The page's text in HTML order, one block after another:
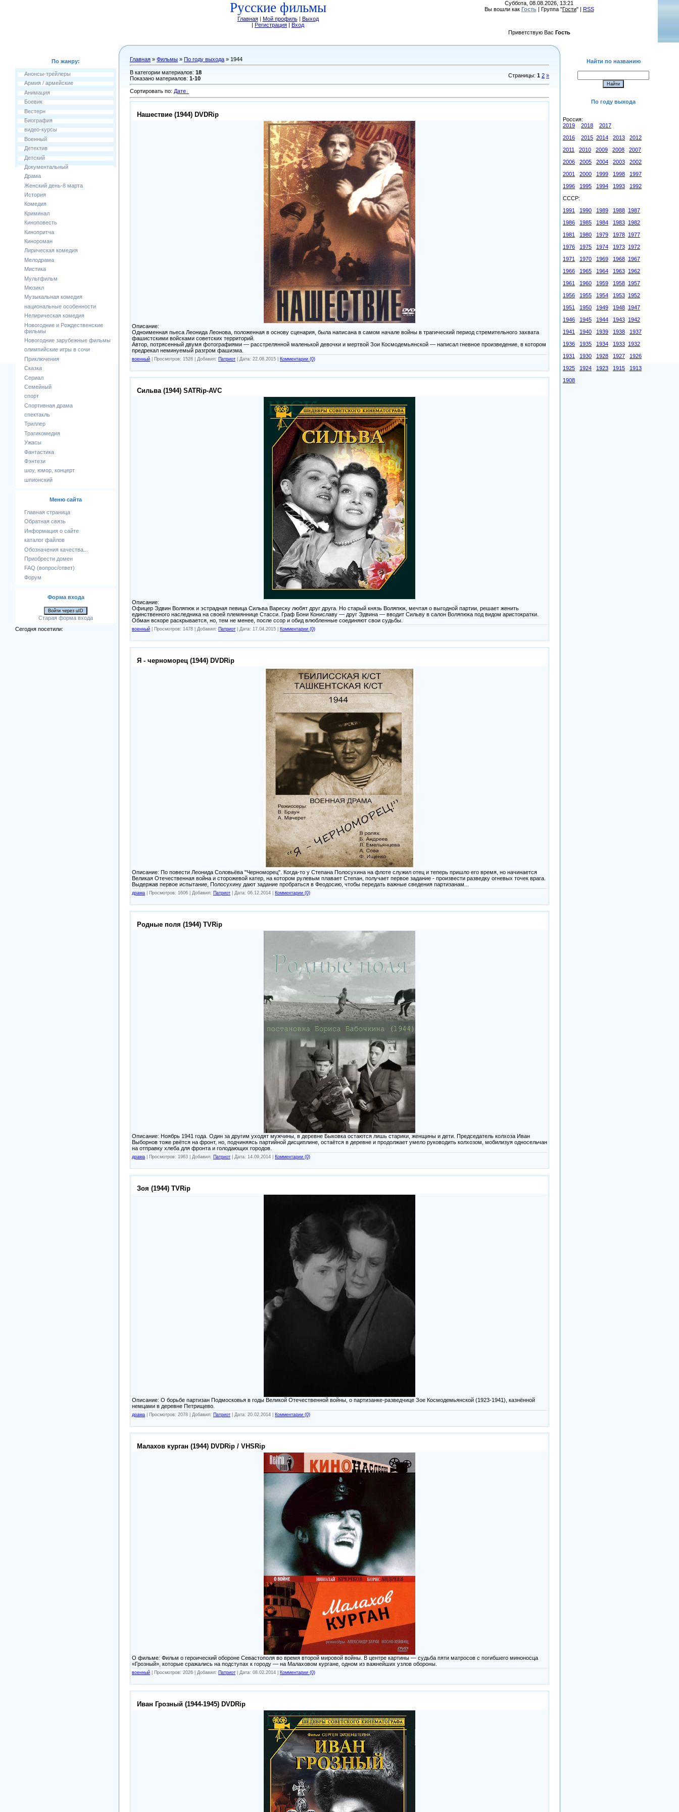
Русские фильмы
Главная| Мой профиль| Выход
| Регистрация | Вход
Суббота, 08.08.2026, 13:21
Вы вошли как Гость| Группа "Гости" | RSS
Приветствую Вас Гость
По жанру:
Анонсы-трейлеры
Армия / армейские
Анимация
Боевик
Вестерн
Биография
видео-курсы
Военный
Детектив
Детский
Документальный
Драма
Женский день-8 марта
История
Комедия
Криминал
Киноповесть
Кинопритча
Кинороман
Лирическая комедия
Мелодрама
Мистика
Мультфильм
Мюзикл
Музыкальная комедия
национальные особенности
Нелирическая комедия
Новогодние и Рождественские
фильмы
Новогодние зарубежные фильмы
олимпийские игры в сочи
Приключения
Сказка
Сериал
Семейный
спорт
Спортивная драма
спектакль
Триллер
Трагикомедия
Ужасы
Фантастика
Фэнтези
шоу, юмор, концерт
шпионский
Меню сайта
Главная страница
Обратная связь
Информация о сайте
каталог файлов
Обозначения качества...
Приобрести домен
FAQ (вопрос/ответ)
Форум
Форма входа
Войти через uID
Старая форма входа
Сегодня посетили:
Главная » Фильмы » По году выхода » 1944
В категории материалов: 18
Показано материалов: 1-10 Страницы: 1 2 »
Сортировать по: Дате
Нашествие (1944) DVDRip
Описание:
Одноименная пьеса Леонида Леонова, положенная в основу сценария, была написана в самом начале войны в трагический период стремительного захвата
фашистскими войсками советских территорий.
Автор, потрясенный двумя фотографиями — расстрелянной маленькой девочки и мертвой Зои Космодемьянской — написал гневное произведение, в котором
предрекал неминуемый разгром фашизма.
военный Просмотров: 1528 | Добавил: Патриот Дата: 22.08.2015 Комментарии (0)
Сильва (1944) SATRip-AVC
Описание:
Офицер Эдвин Воляпюк и эстрадная певица Сильва Вареску любят друг друга. Но старый князь Воляпюк, мечтая о выгодной партии, решает женить
единственного наследника на своей племяннице Стасси. Граф Бони Кониславу — друг Эдвина — вводит Сильву в салон Воляпюка под видом аристократки.
Обман вскоре раскрывается, но, тем не менее, после ссор и обид влюбленные соединяют свои судьбы.
военный Просмотров: 1478 | Добавил: Патриот Дата: 17.04.2015 Комментарии (0)
Я - черноморец (1944) DVDRip
Описание: По повести Леонида Соловьёва "Черноморец". Когда-то у Степана Полосухина на флоте служил отец и теперь пришло его время, но начинается
Великая Отечественная война и сторожевой катер, на котором рулевым плавает Степан, получает первое задание - произвести разведку огневых точек врага.
Выдержав первое испытание, Полосухину дают задание пробраться в Феодосию, чтобы передать важные сведения партизанам...
драма Просмотров: 1606 | Добавил: Патриот Дата: 06.12.2014 Комментарии (0)
Родные поля (1944) TVRip
Описание: Ноябрь 1941 года. Один за другим уходят мужчины, в деревне Быковка остаются лишь старики, женщины и дети. Председатель колхоза Иван
Выборнов тоже рвётся на фронт, но, подчиняясь партийной дисциплине, остаётся в деревне и продолжает умело руководить колхозом, мобилизуя односельчан
на отправку хлеба для фронта и голодающих городов.
драма Просмотров: 1963 | Добавил: Патриот Дата: 14.09.2014 Комментарии (0)
Зоя (1944) TVRip
Описание: О борьбе партизан Подмосковья в годы Великой Отечественной войны, о партизанке-разведчице Зое Космодемьянской (1923-1941), казнённой
немцами в деревне Петрищево.
драма Просмотров: 2078 | Добавил: Патриот Дата: 20.02.2014 Комментарии (0)
Малахов курган (1944) DVDRip / VHSRip
О фильме: Фильм о героический обороне Севастополя во время второй мировой войны. В центре картины — судьба пяти матросов с погибшего миноносца
«Грозный», которые сражались на подступах к городу — на Малаховом кургане, одном из важнейших узлов обороны.
военный Просмотров: 2026 | Добавил: Патриот Дата: 08.02.2014 Комментарии (0)
Иван Грозный (1944-1945) DVDRip
Найти по названию
По году выхода
Россия:
2019
2018
2017
2016
2015 2014 2013
2012
2011
2010 2009 2008
2007
2006
2005 2004 2003
2002
2001
2000 1999 1998
1997
1996
1995 1994 1993
1992
СССР:
1991
1990 1989 1988 1987
1986
1985 1984 1983 1982
1981
1980 1979 1978 1977
1976
1975 1974 1973 1972
1971
1970 1969 1968 1967
1966
1965 1964 1963 1962
1961
1960 1959 1958 1957
1956
1955 1954 1953 1952
1951
1950 1949 1948 1947
1946
1945 1944 1943 1942
1941
1940 1939 1938
1937
1936
1935 1934 1933 1932
1931
1930 1928 1927
1926
1925
1924 1923 1915
1913
1908